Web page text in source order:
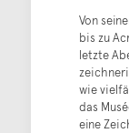
Von
bis zu
letzte
wie
das
eine